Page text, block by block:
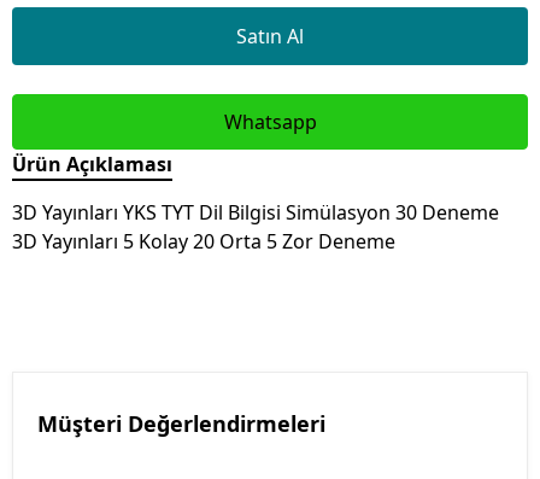
Satın Al
Whatsapp
Ürün Açıklaması
3D Yayınları YKS TYT Dil Bilgisi Simülasyon 30 Deneme
3D Yayınları 5 Kolay 20 Orta 5 Zor Deneme
Müşteri Değerlendirmeleri